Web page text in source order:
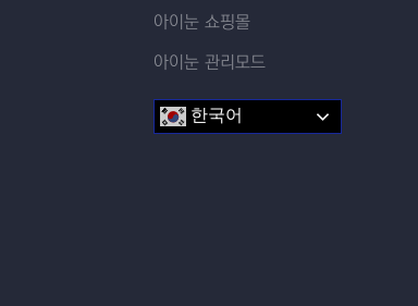
아이눈 쇼핑몰
아이눈 관리모드
한국어